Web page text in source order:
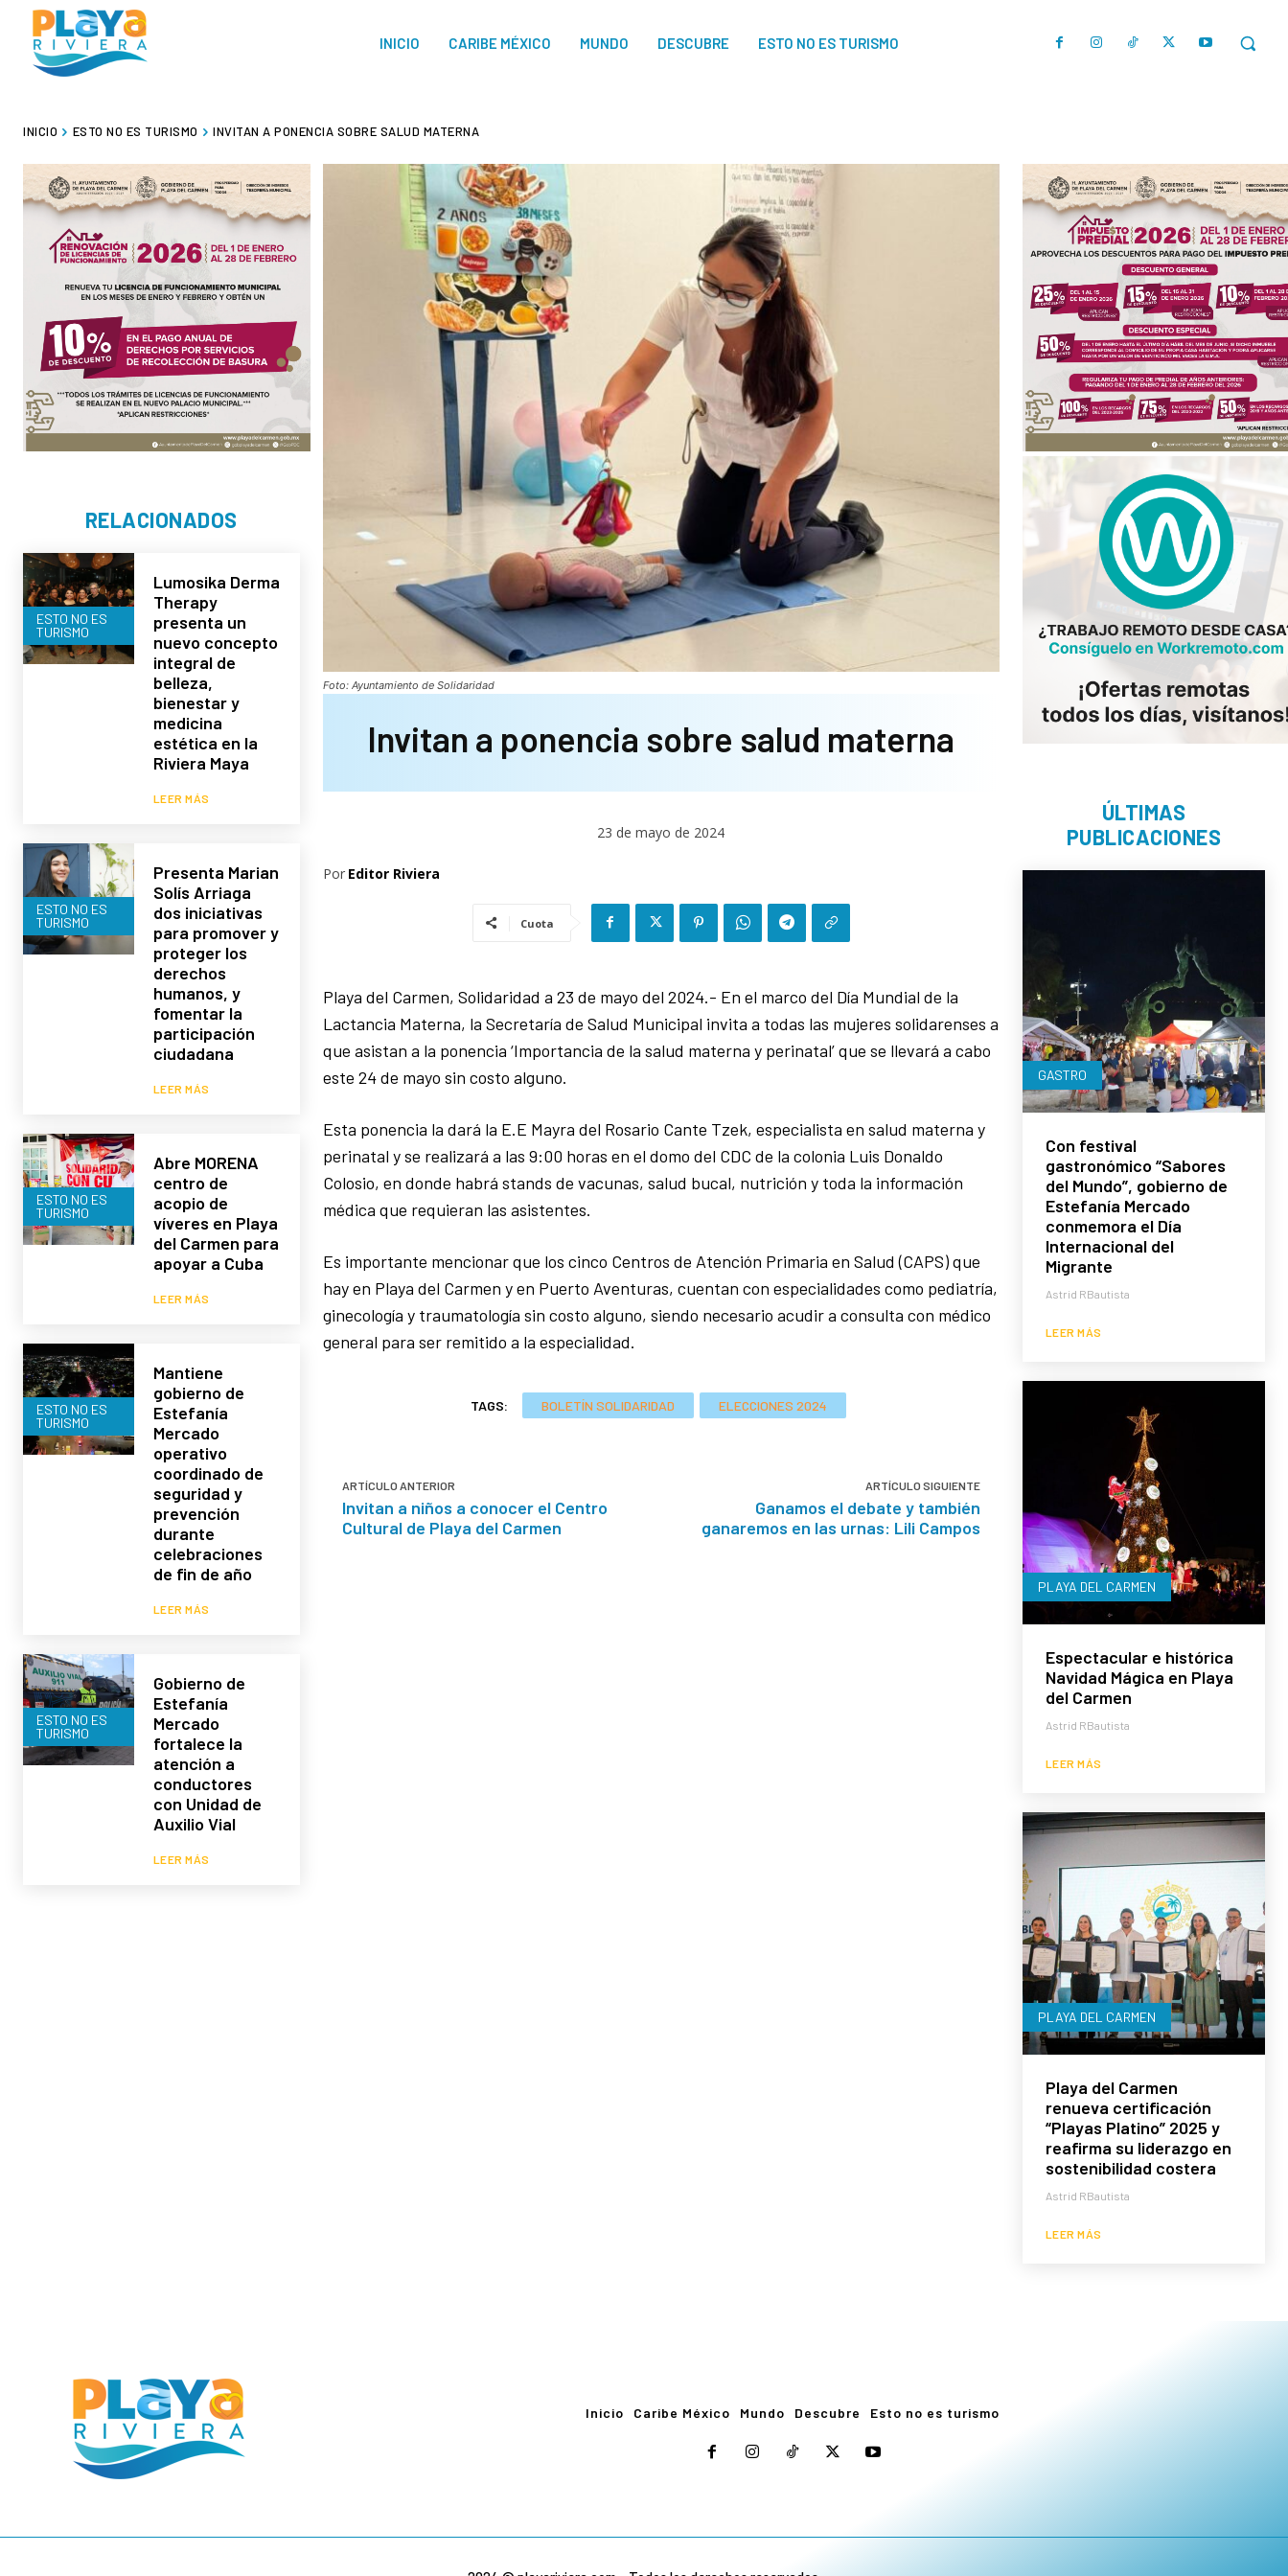
INICIO CARIBE MÉXICO MUNDO DESCUBRE ESTO NO ES TURISMO
INICIO ESTO NO ES TURISMO INVITAN A PONENCIA SOBRE SALUD MATERNA
RELACIONADOS
ESTO NO ES
TURISMO
Lumosika Derma
Therapy
presenta un
nuevo concepto
integral de
belleza,
bienestar y
medicina
estética en la
Riviera Maya
LEER MÁS
ESTO NO ES
TURISMO
Presenta Marian
Solís Arriaga
dos iniciativas
para promover y
proteger los
derechos
humanos, y
fomentar la
participación
ciudadana
LEER MÁS
ESTO NO ES
TURISMO
Abre MORENA
centro de
acopio de
víveres en Playa
del Carmen para
apoyar a Cuba
LEER MÁS
ESTO NO ES
TURISMO
Mantiene
gobierno de
Estefanía
Mercado
operativo
coordinado de
seguridad y
prevención
durante
celebraciones
de fin de año
LEER MÁS
ESTO NO ES
TURISMO
Gobierno de
Estefanía
Mercado
fortalece la
atención a
conductores
con Unidad de
Auxilio Vial
LEER MÁS
Foto: Ayuntamiento de Solidaridad
Invitan a ponencia sobre salud materna
23 de mayo de 2024
Por Editor Riviera
Cuota
Playa del Carmen, Solidaridad a 23 de mayo del 2024.- En el marco del Día Mundial de la
Lactancia Materna, la Secretaría de Salud Municipal invita a todas las mujeres solidarenses a
que asistan a la ponencia ‘Importancia de la salud materna y perinatal’ que se llevará a cabo
este 24 de mayo sin costo alguno.
Esta ponencia la dará la E.E Mayra del Rosario Cante Tzek, especialista en salud materna y
perinatal y se realizará a las 9:00 horas en el domo del CDC de la colonia Luis Donaldo
Colosio, en donde habrá stands de vacunas, salud bucal, nutrición y toda la información
médica que requieran las asistentes.
Es importante mencionar que los cinco Centros de Atención Primaria en Salud (CAPS) que
hay en Playa del Carmen y en Puerto Aventuras, cuentan con especialidades como pediatría,
ginecología y traumatología sin costo alguno, siendo necesario acudir a consulta con médico
general para ser remitido a la especialidad.
TAGS: BOLETÍN SOLIDARIDAD ELECCIONES 2024
ARTÍCULO ANTERIOR
Invitan a niños a conocer el Centro
Cultural de Playa del Carmen
ARTÍCULO SIGUIENTE
Ganamos el debate y también
ganaremos en las urnas: Lili Campos
ÚLTIMAS
PUBLICACIONES
GASTRO
Con festival
gastronómico “Sabores
del Mundo”, gobierno de
Estefanía Mercado
conmemora el Día
Internacional del
Migrante
Astrid RBautista
LEER MÁS
PLAYA DEL CARMEN
Espectacular e histórica
Navidad Mágica en Playa
del Carmen
Astrid RBautista
LEER MÁS
PLAYA DEL CARMEN
Playa del Carmen
renueva certificación
“Playas Platino” 2025 y
reafirma su liderazgo en
sostenibilidad costera
Astrid RBautista
LEER MÁS
Inicio Caribe México Mundo Descubre Esto no es turismo